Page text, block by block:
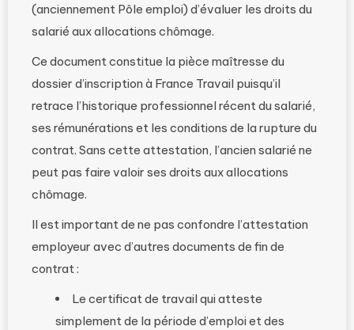
(anciennement Pôle emploi) d’évaluer les droits du
salarié aux allocations chômage.
Ce document constitue la pièce maîtresse du
dossier d’inscription à France Travail puisqu’il
retrace l’historique professionnel récent du salarié,
ses rémunérations et les conditions de la rupture du
contrat. Sans cette attestation, l’ancien salarié ne
peut pas faire valoir ses droits aux allocations
chômage.
Il est important de ne pas confondre l’attestation
employeur avec d’autres documents de fin de
contrat :
Le certificat de travail qui atteste
simplement de la période d’emploi et des